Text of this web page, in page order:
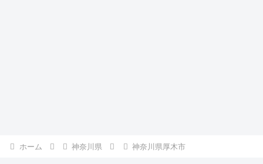
ホーム 神奈川県 神奈川県厚木市